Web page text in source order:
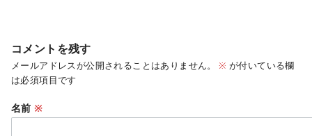
コメントを残す
メールアドレスが公開されることはありません。 ※ が付いている欄
は必須項目です
名前※